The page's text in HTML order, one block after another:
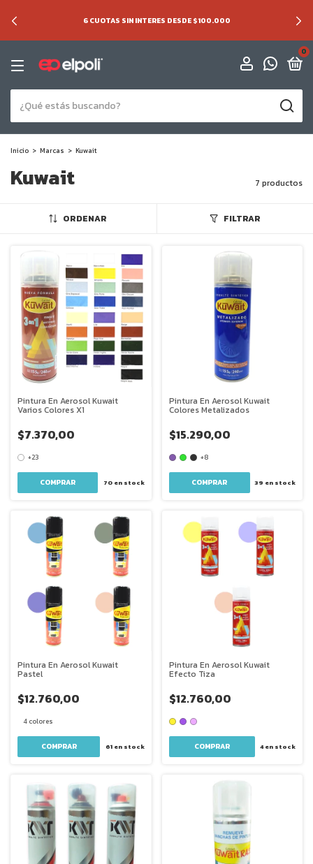
6 CUOTAS SIN INTERES DESDE $100.000
0
Inicio > Marcas > Kuwait
Kuwait 7 productos
ORDENAR FILTRAR
Pintura En Aerosol Kuwait
Varios Colores X1
$7.370,00
+23
COMPRAR 70en stock
Pintura En Aerosol Kuwait
Colores Metalizados
$15.290,00
+8
COMPRAR 39 en stock
Pintura En Aerosol Kuwait
Pastel
$12.760,00
4 colores
COMPRAR 61en stock
Pintura En Aerosol Kuwait
Efecto Tiza
$12.760,00
COMPRAR 4en stock